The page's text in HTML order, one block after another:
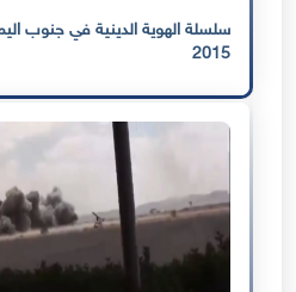
سلسلة الهوية الدينية في جنوب
2015